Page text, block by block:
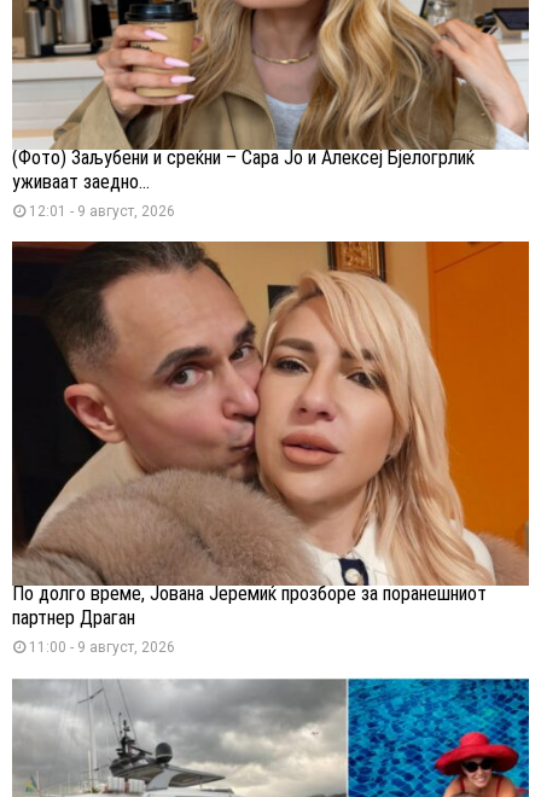
(Фото) Заљубени и среќни – Сара Јо и Алексеј Бјелогрлиќ
уживаат заедно...
12:01 - 9 август, 2026
По долго време, Јована Јеремиќ прозборе за поранешниот
партнер Драган
11:00 - 9 август, 2026